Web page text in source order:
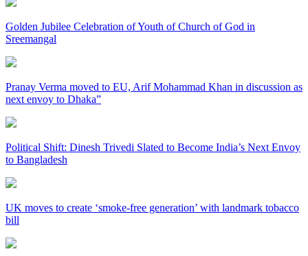
Golden Jubilee Celebration of Youth of Church of God in
Sreemangal
Pranay Verma moved to EU, Arif Mohammad Khan in discussion as
next envoy to Dhaka”
Political Shift: Dinesh Trivedi Slated to Become India’s Next Envoy
to Bangladesh
UK moves to create ‘smoke-free generation’ with landmark tobacco
bill